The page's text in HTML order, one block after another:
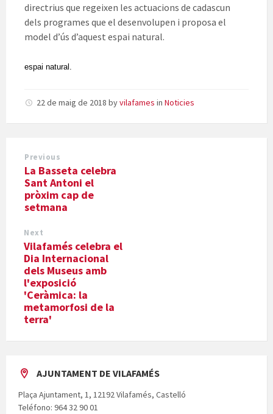
directrius que regeixen les actuacions de cadascun
dels programes que el desenvolupen i proposa el
model d’ús d’aquest espai natural.
espai natural.
22 de maig de 2018 byvilafames in Noticies
Previous
La Basseta celebra
Sant Antoni el
pròxim cap de
setmana
Next
Vilafamés celebra el
Dia Internacional
dels Museus amb
l'exposició
'Ceràmica: la
metamorfosi de la
terra'
AJUNTAMENT DE VILAFAMÉS
Plaça Ajuntament, 1, 12192 Vilafamés, Castelló
Teléfono: 964 32 90 01